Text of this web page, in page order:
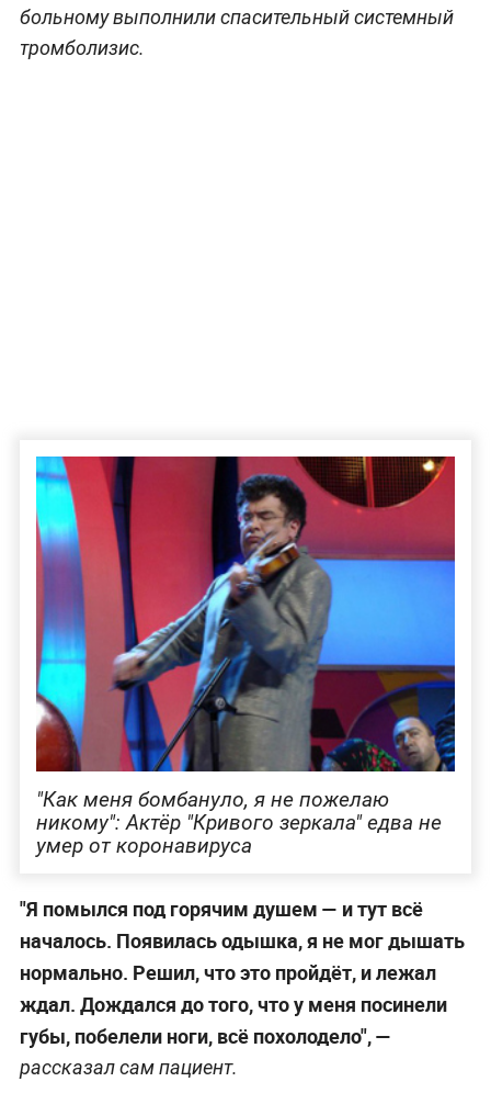
больному выполнили спасительный системный
тромболизис.
"Как меня бомбануло, я не пожелаю
никому": Актёр "Кривого зеркала" едва не
умер от коронавируса
"Я помылся под горячим душем — и тут всё
началось. Появилась одышка, я не мог дышать
нормально. Решил, что это пройдёт, и лежал
ждал. Дождался до того, что у меня посинели
губы, побелели ноги, всё похолодело", —
рассказал сам пациент.